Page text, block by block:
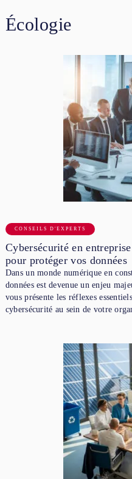
Écologie
CONSEILS D'EXPERTS
Cybersécurité en
pour protéger vos données
Dans un monde numérique en
données est devenue un enjeu
vous présente les réflexes
cybersécurité au sein de votre